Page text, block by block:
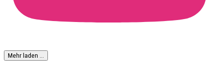
Mehr laden …